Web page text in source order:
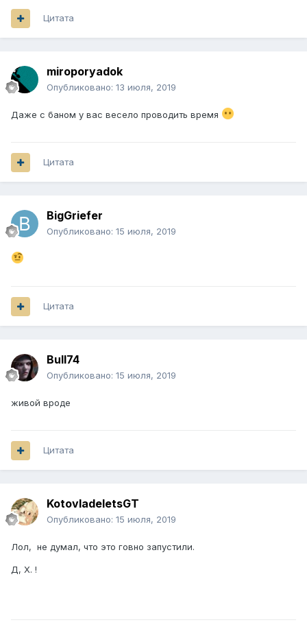
Цитата
miroporyadok
Опубликовано: 13 июля, 2019
Даже с баном у вас весело проводить время
Цитата
BigGriefer
Опубликовано: 15 июля, 2019
Цитата
Bull74
Опубликовано: 15 июля, 2019
живой вроде
Цитата
KotovladeletsGT
Опубликовано: 15 июля, 2019
Лол, не думал, что это говно запустили.
Д, Х. !